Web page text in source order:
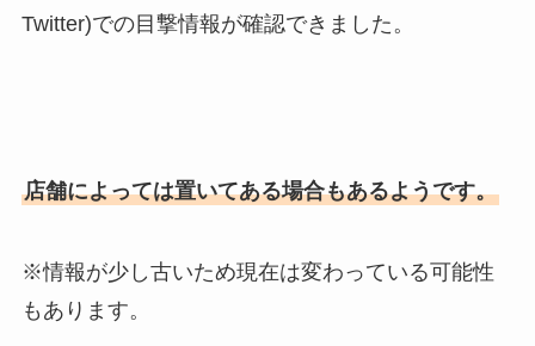
Twitter)での目撃情報が確認できました。
店舗によっては置いてある場合もあるようです。
※情報が少し古いため現在は変わっている可能性
もあります。